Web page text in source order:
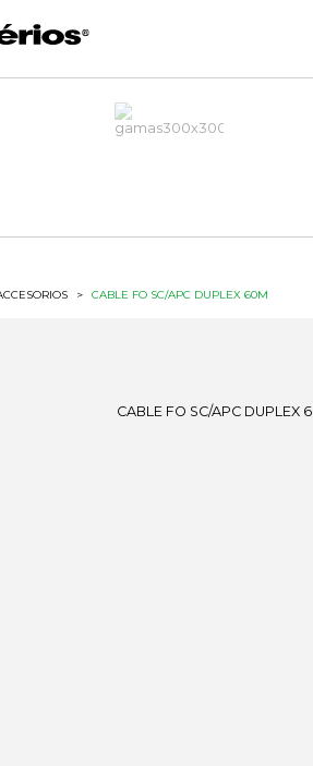
> CABLE FO SC/APC DUPLEX 60M